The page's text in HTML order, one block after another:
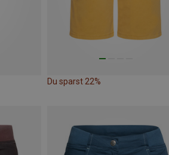
Du sparst 22%